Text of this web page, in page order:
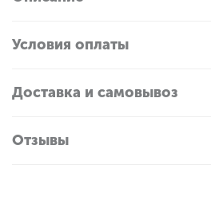
Условия оплаты
Доставка и самовывоз
Отзывы